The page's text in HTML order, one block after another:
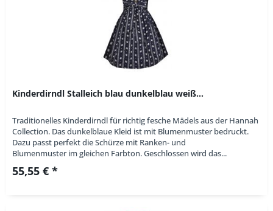
Kinderdirndl Stalleich blau dunkelblau weiß...
Traditionelles Kinderdirndl für richtig fesche Mädels aus der Hannah
Collection. Das dunkelblaue Kleid ist mit Blumenmuster bedruckt.
Dazu passt perfekt die Schürze mit Ranken- und
Blumenmuster im gleichen Farbton. Geschlossen wird das...
55,55 € *